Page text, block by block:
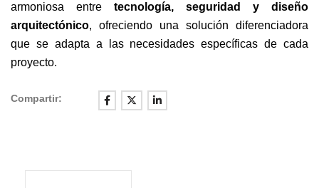
armoniosa entre tecnología, seguridad y diseño
arquitectónico, ofreciendo una solución diferenciadora
que se adapta a las necesidades específicas de cada
proyecto.
Compartir: